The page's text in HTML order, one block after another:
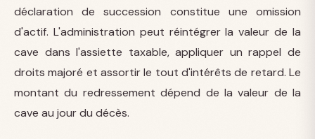
déclaration de succession constitue une omission
d'actif. L'administration peut réintégrer la valeur de la
cave dans l'assiette taxable, appliquer un rappel de
droits majoré et assortir le tout d'intérêts de retard. Le
montant du redressement dépend de la valeur de la
cave au jour du décès.